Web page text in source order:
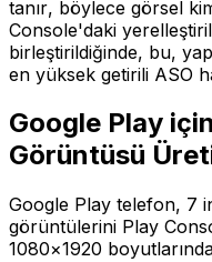
tanır, böylece görsel
Console'daki
birleştirildiğinde, bu,
en yüksek getirili ASO
Google Play
Görüntüsü
Google Play telefon, 7
görüntülerini Play
1080×1920